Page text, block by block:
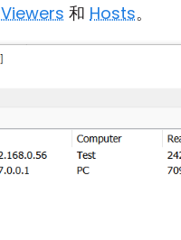
Viewers 和 Hosts。